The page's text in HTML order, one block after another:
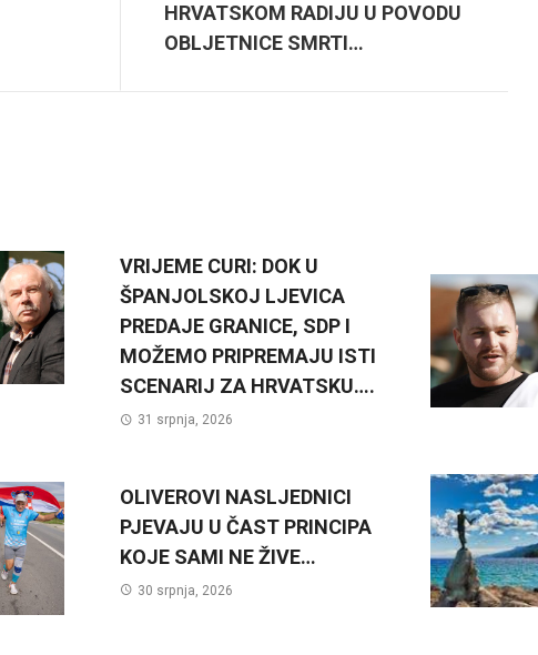
HRVATSKOM RADIJU U POVODU
OBLJETNICE SMRTI…
VRIJEME CURI: DOK U
ŠPANJOLSKOJ LJEVICA
PREDAJE GRANICE, SDP I
MOŽEMO PRIPREMAJU ISTI
SCENARIJ ZA HRVATSKU….
31 srpnja, 2026
OLIVEROVI NASLJEDNICI
PJEVAJU U ČAST PRINCIPA
KOJE SAMI NE ŽIVE…
30 srpnja, 2026